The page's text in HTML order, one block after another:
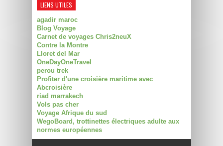
LIENS UTILES
agadir maroc
Blog Voyage
Carnet de voyages Chris2neuX
Contre la Montre
Lloret del Mar
OneDayOneTravel
perou trek
Profiter d'une croisière maritime avec
Abcroisière
riad marrakech
Vols pas cher
Voyage Afrique du sud
WegoBoard, trottinettes électriques adulte aux
normes européennes